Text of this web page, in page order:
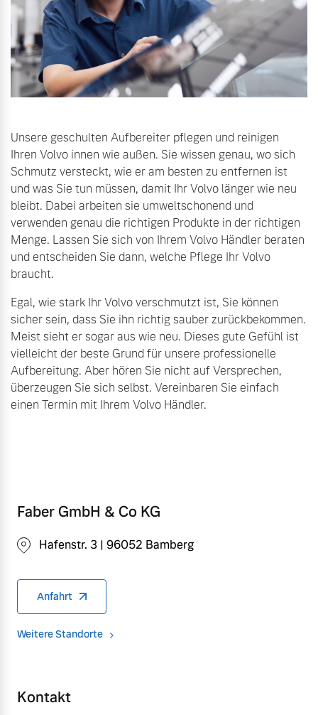
Unsere geschulten Aufbereiter pflegen und reinigen
Ihren Volvo innen wie außen. Sie wissen genau, wo sich
Schmutz versteckt, wie er am besten zu entfernen ist
und was Sie tun müssen, damit Ihr Volvo länger wie neu
bleibt. Dabei arbeiten sie umweltschonend und
verwenden genau die richtigen Produkte in der richtigen
Menge. Lassen Sie sich von Ihrem Volvo Händler beraten
und entscheiden Sie dann, welche Pflege Ihr Volvo
braucht.
Egal, wie stark Ihr Volvo verschmutzt ist, Sie können
sicher sein, dass Sie ihn richtig sauber zurückbekommen.
Meist sieht er sogar aus wie neu. Dieses gute Gefühl ist
vielleicht der beste Grund für unsere professionelle
Aufbereitung. Aber hören Sie nicht auf Versprechen,
überzeugen Sie sich selbst. Vereinbaren Sie einfach
einen Termin mit Ihrem Volvo Händler.
Faber GmbH & Co KG
Hafenstr. 3 | 96052 Bamberg
Anfahrt
Weitere Standorte
Kontakt